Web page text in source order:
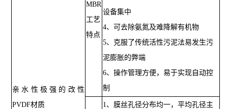
亲水性极强的改性
PVDF材质
MBR
工艺
特点
设备集中
4、可去除氨氮及难降解有机物
5、克服了传统活性污泥法易发生污
泥膨胀的弊端
6、操作管理方便，易于实现自动控
制
1、膜丝孔径分布均一，平均孔径主